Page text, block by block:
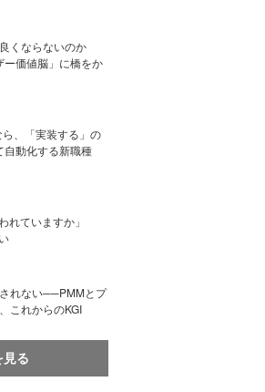
くならないのか
価値脳」に橋をか
、「実装する」の
動化する新職種
れていますか」
れない──PMMとプ
これからのKGI
る